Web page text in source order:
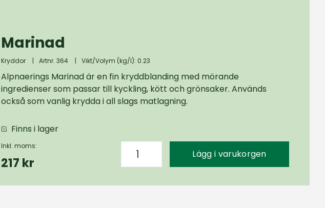
Marinad
Kryddor | Artnr. 364 | Vikt/Volym (kg/l): 0.23
Alpnaerings Marinad är en fin kryddblanding med mörande
ingredienser som passar till kyckling, kött och grönsaker. Används
också som vanlig krydda i all slags matlagning.
Finns i lager
Inkl. moms:
217 kr
Lägg i varukorgen